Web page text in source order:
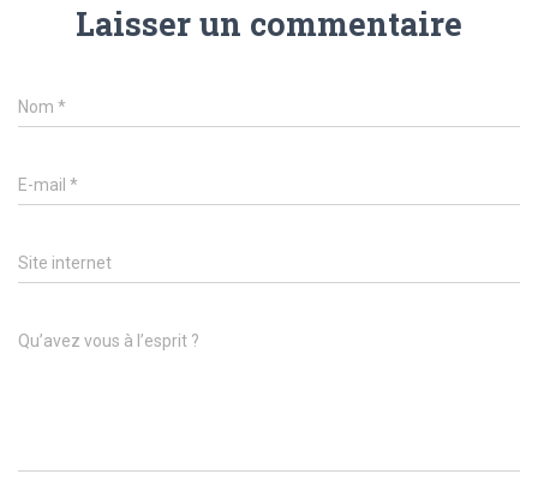
Laisser un commentaire
Nom *
E-mail *
Site internet
Qu’avez vous à l’esprit ?